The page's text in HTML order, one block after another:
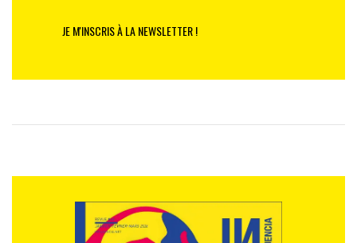
JE M'INSCRIS À LA NEWSLETTER !